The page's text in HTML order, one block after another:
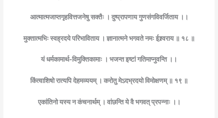
आत्मात्मजाप्तगृहवित्तजनेषु सक्तैः । दुष्प्रापणाय गुणसंगविवर्जिताय ।।
मुक्तात्मभिः स्वह्रदये परिभाविताय । ज्ञानात्मने भगवते नमः ईश्र्वराय ॥ १८ ॥
यं धर्मकामार्थ-विमुक्तिकामाः । भजन्त इष्टां गतिमाप्नुवन्ति ।।
किंत्वाशिषो रात्यपि देहमव्ययम् । करोतु मेऽदभ्रदयो विमोक्षणम् ॥ १९ ॥
एकांतिनो यस्य न कंचनार्थम् । वांछन्ति ये वै भगवत् प्रपन्नाः ।।